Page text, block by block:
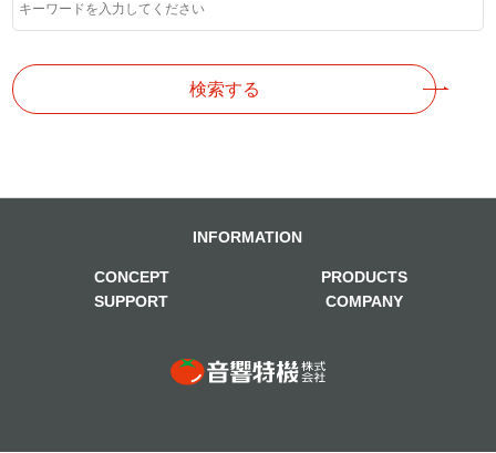
検索する
CONCEPT
PRODUCTS
SUPPORT
COMPANY
INFORMATION